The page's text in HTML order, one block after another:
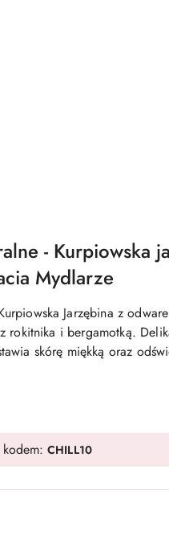
- Kurpiowska
Mydlarze
Jarzębina z
rokitnika i bergamotką.
skórę miękką oraz
CHILL10